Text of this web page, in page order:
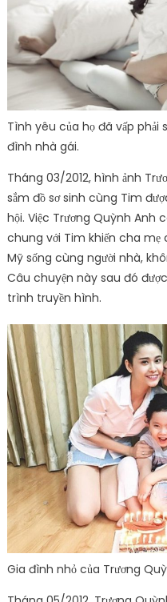
Tình yêu của họ đã vấp phải
đình nhà gái.
Tháng 03/2012, hình ảnh
sắm đồ sơ sinh cùng Tim
hội. Việc Trương Quỳnh Anh
chung với Tim khiến cha
Mỹ sống cùng người nhà,
Câu chuyện này sau đó
trình truyền hình.
Gia đình nhỏ của Trương